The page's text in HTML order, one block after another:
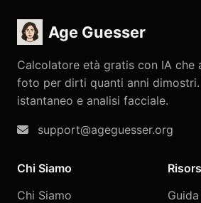
Age Guesser
Calcolatore età gratis con IA che
foto per dirti quanti anni dimostri.
istantaneo e analisi facciale.
support@ageguesser.org
Chi Siamo
Chi Siamo